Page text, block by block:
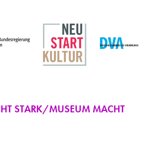
STARK/MUSEUM MACHT